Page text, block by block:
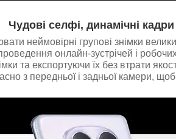
Чудові селфі, динамічні кадри
неймовірні групові знімки
онлайн-зустрічей і
та експортуючи їх без втрати
з передньої і задньої камери,